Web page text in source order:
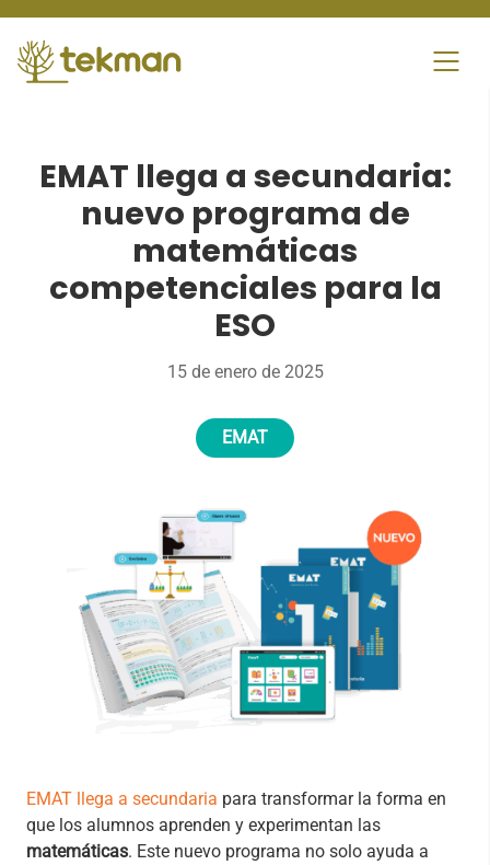
content
EMAT llega a secundaria:
nuevo programa de
matemáticas
competenciales para la
ESO
15 de enero de 2025
EMAT
EMAT llega a secundaria para transformar la forma en
que los alumnos aprenden y experimentan las
matemáticas. Este nuevo programa no solo ayuda a